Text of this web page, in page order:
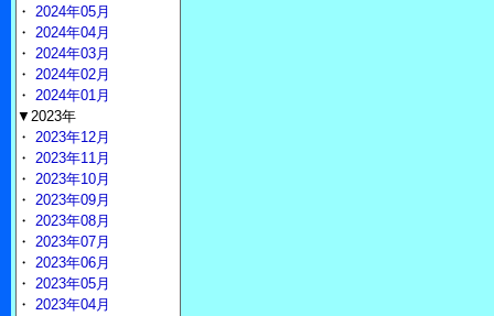
・ 2024年05月
・ 2024年04月
・ 2024年03月
・ 2024年02月
・ 2024年01月
▼2023年
・ 2023年12月
・ 2023年11月
・ 2023年10月
・ 2023年09月
・ 2023年08月
・ 2023年07月
・ 2023年06月
・ 2023年05月
・ 2023年04月